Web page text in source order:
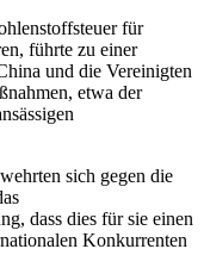
für
führte zu einer
und die Vereinigten
etwa der
sich gegen die
dass dies für sie einen
Konkurrenten